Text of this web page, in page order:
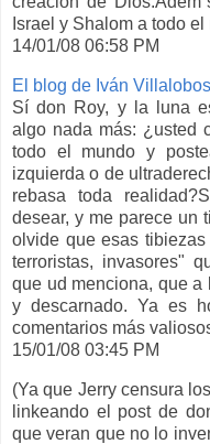
Israel y Shalom a todo
14/01/08 06:58 PM
El blog de Iván Villalobos
Sí don Roy, y la luna
algo nada más: ¿usted
todo el mundo y
izquierda o de
rebasa toda
desear, y me parece un
olvide que esas
terroristas, invasores"
que ud menciona, que a
y descarnado. Ya es
comentarios más
15/01/08 03:45 PM
(Ya que Jerry censura
linkeando el post de
que veran que no lo